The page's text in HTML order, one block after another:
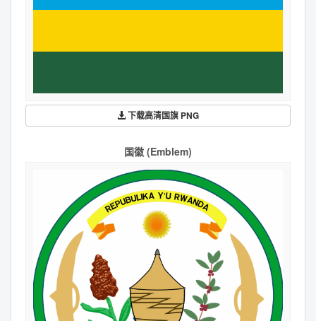
下载高清国旗 PNG
国徽 (Emblem)